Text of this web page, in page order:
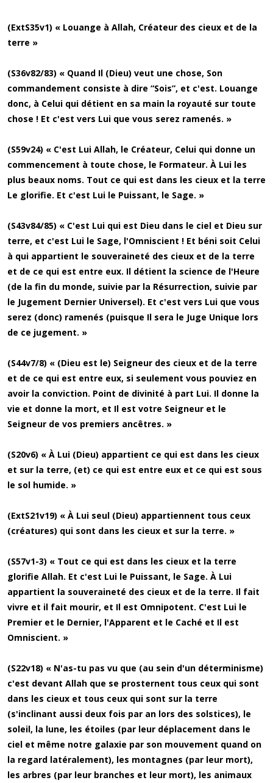
(ExtS35v1) « Louange à Allah, Créateur des cieux et de la
terre »
(S36v82/83) « Quand Il (Dieu) veut une chose, Son
commandement consiste à dire “Sois”, et c'est. Louange
donc, à Celui qui détient en sa main la royauté sur toute
chose ! Et c'est vers Lui que vous serez ramenés. »
(S59v24) « C'est Lui Allah, le Créateur, Celui qui donne un
commencement à toute chose, le Formateur. À Lui les
plus beaux noms. Tout ce qui est dans les cieux et la terre
Le glorifie. Et c'est Lui le Puissant, le Sage. »
(S43v84/85) « C'est Lui qui est Dieu dans le ciel et Dieu sur
terre, et c'est Lui le Sage, l'Omniscient ! Et béni soit Celui
à qui appartient le souveraineté des cieux et de la terre
et de ce qui est entre eux. Il détient la science de l'Heure
(de la fin du monde, suivie par la Résurrection, suivie par
le Jugement Dernier Universel). Et c'est vers Lui que vous
serez (donc) ramenés (puisque Il sera le Juge Unique lors
de ce jugement. »
(S44v7/8) « (Dieu est le) Seigneur des cieux et de la terre
et de ce qui est entre eux, si seulement vous pouviez en
avoir la conviction. Point de divinité à part Lui. Il donne la
vie et donne la mort, et Il est votre Seigneur et le
Seigneur de vos premiers ancêtres. »
(S20v6) « À Lui (Dieu) appartient ce qui est dans les cieux
et sur la terre, (et) ce qui est entre eux et ce qui est sous
le sol humide. »
(ExtS21v19) « À Lui seul (Dieu) appartiennent tous ceux
(créatures) qui sont dans les cieux et sur la terre. »
(S57v1-3) « Tout ce qui est dans les cieux et la terre
glorifie Allah. Et c'est Lui le Puissant, le Sage. À Lui
appartient la souveraineté des cieux et de la terre. Il fait
vivre et il fait mourir, et Il est Omnipotent. C'est Lui le
Premier et le Dernier, l'Apparent et le Caché et Il est
Omniscient. »
(S22v18) « N'as-tu pas vu que (au sein d'un déterminisme)
c'est devant Allah que se prosternent tous ceux qui sont
dans les cieux et tous ceux qui sont sur la terre
(s'inclinant aussi deux fois par an lors des solstices), le
soleil, la lune, les étoiles (par leur déplacement dans le
ciel et même notre galaxie par son mouvement quand on
la regard latéralement), les montagnes (par leur mort),
les arbres (par leur branches et leur mort), les animaux